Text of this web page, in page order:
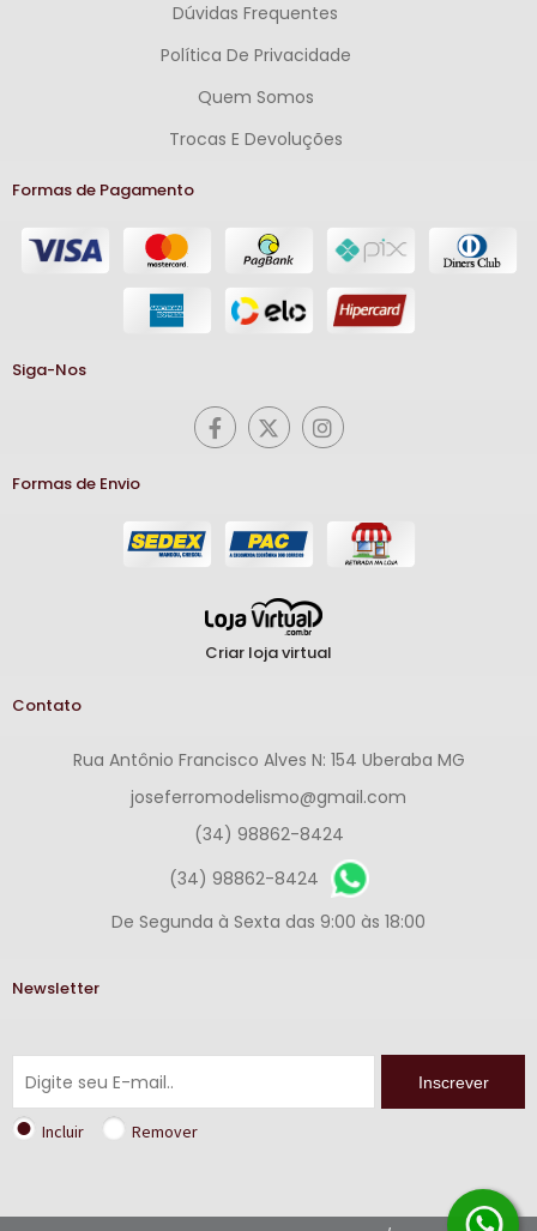
Dúvidas Frequentes
Política De Privacidade
Quem Somos
Trocas E Devoluções
Formas de Pagamento
Siga-Nos
Formas de Envio
Criar loja virtual
Contato
Rua Antônio Francisco Alves N: 154 Uberaba MG
joseferromodelismo@gmail.com
(34) 98862-8424
(34) 98862-8424
De Segunda à Sexta das 9:00 às 18:00
Newsletter
Inscrever
Incluir Remover